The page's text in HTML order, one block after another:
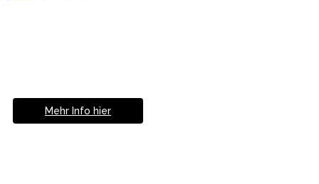
Mehr Info hier